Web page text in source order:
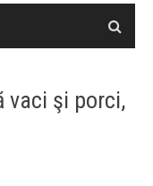
vaci şi porci,